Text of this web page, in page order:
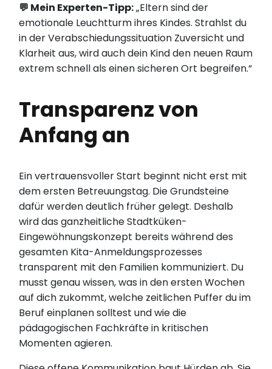
💬 Mein Experten-Tipp:„Eltern sind der
emotionale Leuchtturm ihres Kindes. Strahlst du
in der Verabschiedungssituation Zuversicht und
Klarheit aus, wird auch dein Kind den neuen Raum
extrem schnell als einen sicheren Ort begreifen.“
Transparenz von
Anfang an
Ein vertrauensvoller Start beginnt nicht erst mit
dem ersten Betreuungstag. Die Grundsteine
dafür werden deutlich früher gelegt. Deshalb
wird das ganzheitliche Stadtküken-
Eingewöhnungskonzept bereits während des
gesamten Kita-Anmeldungsprozesses
transparent mit den Familien kommuniziert. Du
musst genau wissen, was in den ersten Wochen
auf dich zukommt, welche zeitlichen Puffer du im
Beruf einplanen solltest und wie die
pädagogischen Fachkräfte in kritischen
Momenten agieren.